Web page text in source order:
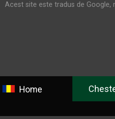
Acest site este tradus de
Home